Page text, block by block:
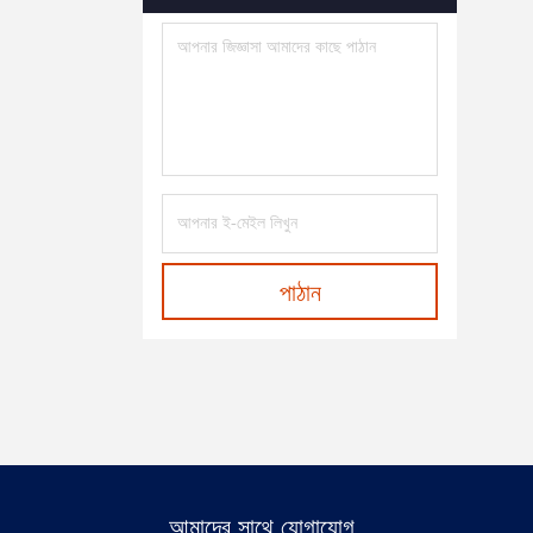
পাঠান
আমাদের সাথে যোগাযোগ